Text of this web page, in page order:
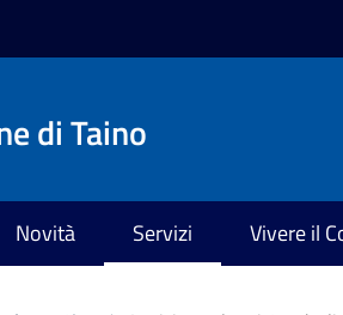
di Taino
Novità Servizi Vivere il